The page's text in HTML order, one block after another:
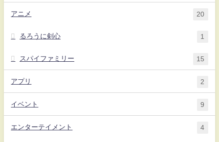
アニメ 20
るろうに剣心 1
スパイファミリー 15
アプリ 2
イベント 9
エンターテイメント 4